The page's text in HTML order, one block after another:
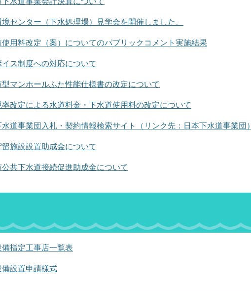
センター（下水処理場）見学会を開催しました。
使用料改定（案）についてのパブリックコメント実施結果
イス制度への対応について
型マンホールふた性能仕様書の改定について
率改定による水道料金・下水道使用料の改定について
水道事業団入札・契約情報検索サイト（リンク先：日本下水道事業団）
留施設設置助成金について
公共下水道接続促進助成金について
備指定工事店一覧表
備設置申請様式